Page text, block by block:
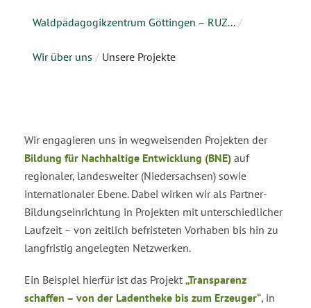
Waldpädagogikzentrum Göttingen – RUZ... /
Wir über uns / Unsere Projekte
Wir engagieren uns in wegweisenden Projekten der
Bildung für Nachhaltige Entwicklung (BNE) auf
regionaler, landesweiter (Niedersachsen) sowie
internationaler Ebene. Dabei wirken wir als Partner-
Bildungseinrichtung in Projekten mit unterschiedlicher
Laufzeit – von zeitlich befristeten Vorhaben bis hin zu
langfristig angelegten Netzwerken.
Ein Beispiel hierfür ist das Projekt „Transparenz
schaffen – von der Ladentheke bis zum Erzeuger“, in